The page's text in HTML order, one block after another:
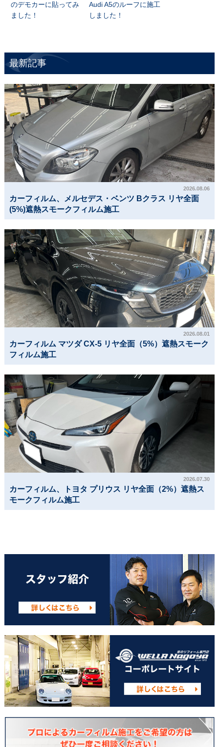
のデモカーに貼ってみ
ました！
Audi A5のルーフに施工
しました！
最新記事
2026.08.06
カーフィルム、メルセデス・ベンツ Bクラス リヤ全面
(5%)遮熱スモークフィルム施工
2026.08.01
カーフィルム マツダ CX-5 リヤ全面（5%）遮熱スモーク
フィルム施工
2026.07.30
カーフィルム、トヨタ プリウス リヤ全面（2%）遮熱ス
モークフィルム施工